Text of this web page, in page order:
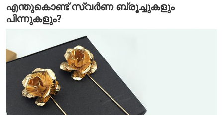
എന്തുകൊണ്ട് സ്വർണ ബ്രൂച്ചുകളും
പിന്നുകളും?